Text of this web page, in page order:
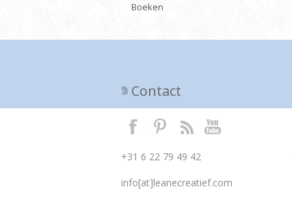
Boeken
Contact
+31 6 22 79 49 42
info[at]leanecreatief.com